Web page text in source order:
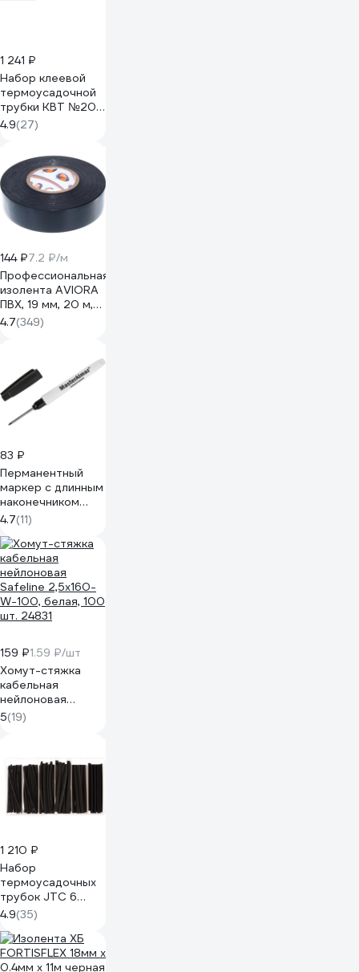
1 241 ₽
Набор клеевой
термоусадочной
трубки КВТ №20
86582
4.9(27)
144 ₽7.2 ₽/м
Профессиональная
изолента AVIORA
ПВХ, 19 мм, 20 м,
черная 305-030
4.7(349)
83 ₽
Перманентный
маркер с длинным
наконечником
МастерАлмаз
30мм тонкий
10502803
4.7(11)
159 ₽1.59 ₽/шт
Хомут-стяжка
кабельная
нейлоновая
Safeline 2,5x160-
W-100, белая, 100
5(19)
1 210 ₽
Набор
термоусадочных
трубок JTC 6
типоразмеров,
длина 100мм,
120шт в боксе
-2034 694153
4.9(35)